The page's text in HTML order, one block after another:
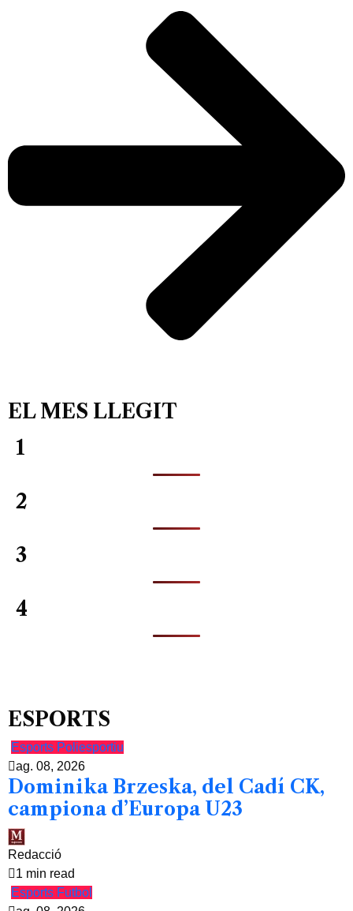
EL MES LLEGIT
1
2
3
4
ESPORTS
Esports Poliesportiu
ag. 08, 2026
Dominika Brzeska, del Cadí CK,
campiona d’Europa U23
Redacció
1 min read
Esports Futbol